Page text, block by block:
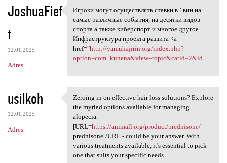
JoshuaFief
t
12.01.2025
Adres
Игроки могут осуществлять
Игроки могут осуществлять ставки в 1вин на
самые различные события, на десятки видов
спорта а также киберспорт и многое другое.
Инфраструктура проекта развита <a
href="http://yamuhajirin.org/index.php?
option=com_kunena&view=topic&catid=2&id...
usilkoh
12.01.2025
Adres
Zeroing in on effective hair
Zeroing in on effective hair loss solutions? Explore
the myriad options available for managing
alopecia.
[URL=https://animall.org/product/prednisone/-
prednisone[/URL - could be your answer. With
various treatments available, it's essential to pick
one that suits your specific needs.